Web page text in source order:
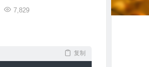
7,829
复制